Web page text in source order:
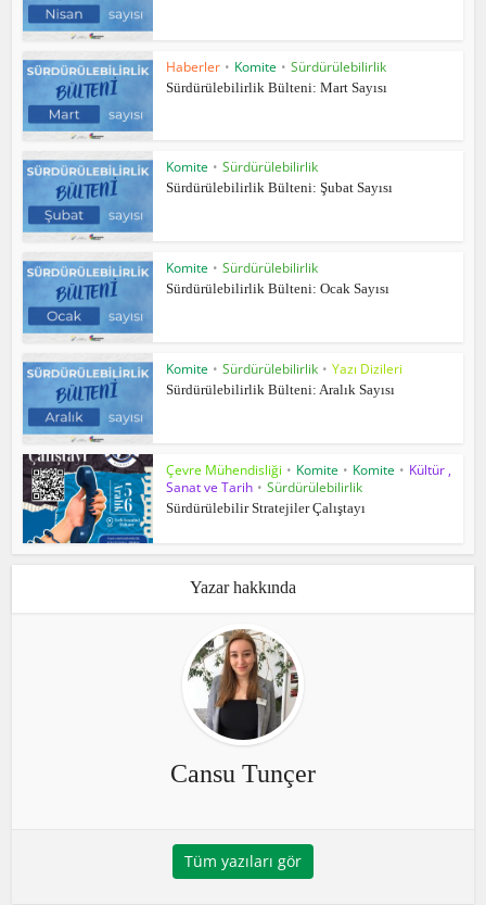
Haberler • Komite • Sürdürülebilirlik
Sürdürülebilirlik Bülteni: Mart Sayısı
Komite • Sürdürülebilirlik
Sürdürülebilirlik Bülteni: Şubat Sayısı
Komite • Sürdürülebilirlik
Sürdürülebilirlik Bülteni: Ocak Sayısı
Komite • Sürdürülebilirlik • Yazı Dizileri
Sürdürülebilirlik Bülteni: Aralık Sayısı
Çevre Mühendisliği • Komite • Komite • Kültür ,
Sanat ve Tarih • Sürdürülebilirlik
Sürdürülebilir Stratejiler Çalıştayı
Yazar hakkında
Cansu Tunçer
Tüm yazıları gör